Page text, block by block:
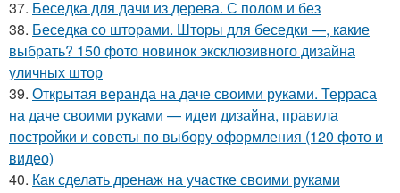
37. Беседка для дачи из дерева. С полом и без
38. Беседка со шторами. Шторы для беседки —, какие
выбрать? 150 фото новинок эксклюзивного дизайна
уличных штор
39. Открытая веранда на даче своими руками. Терраса
на даче своими руками — идеи дизайна, правила
постройки и советы по выбору оформления (120 фото и
видео)
40. Как сделать дренаж на участке своими руками